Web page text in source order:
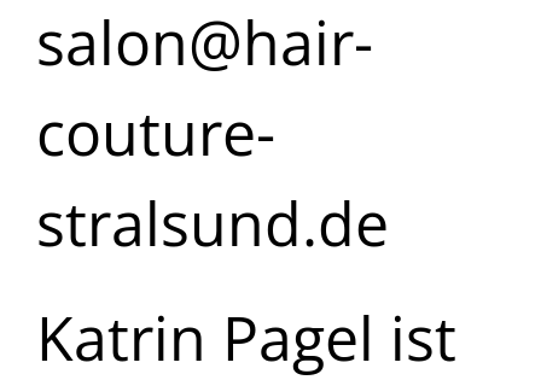
salon@hair-
couture-
stralsund.de
Katrin Pagel ist